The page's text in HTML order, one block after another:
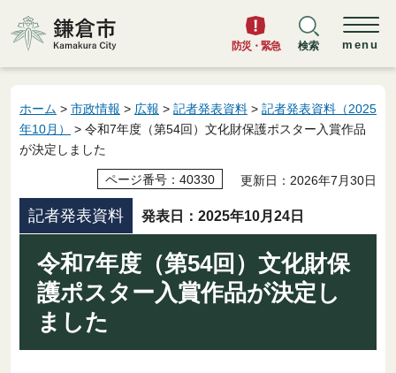
鎌倉市
防災・緊急 検索 menu
ホーム > 市政情報 > 広報 > 記者発表資料 > 記者発表資料（2025
年10月）
> 令和7年度（第54回）文化財保護ポスター入賞作品
が決定しました
ページ番号：40330 更新日：2026年7月30日
記者発表資料 発表日：2025年10月24日
令和7年度（第54回）文化財保
護ポスター入賞作品が決定し
ました